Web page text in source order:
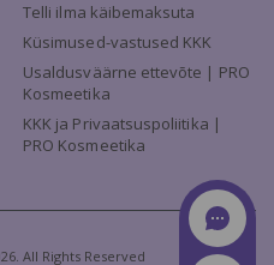
Telli ilma käibemaksuta
Küsimused-vastused KKK
Usaldusväärne ettevõte | PRO
Kosmeetika
KKK ja Privaatsuspoliitika |
PRO Kosmeetika
All Rights Reserved